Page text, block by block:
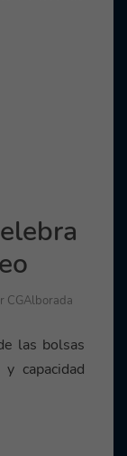
CGAlborada
las bolsas
capacidad